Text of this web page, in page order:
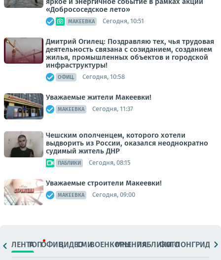
«Добрососедское лето»
МАКЕЕВКА Сегодня, 10:51
Дмитрий Огилец: Поздравляю тех, чья трудовая
деятельность связана с созиданием, созданием
жилья, промышленных объектов и городской
инфраструктуры!
ОФИЦ. Сегодня, 10:58
Уважаемые жители Макеевки!
МАКЕЕВКА Сегодня, 11:37
Чешским ополченцем, которого хотели
выдворить из России, оказался неоднократно
судимый житель ДНР
ПАБЛИКИ Сегодня, 08:15
Уважаемые строители Макеевки!
МАКЕЕВКА Сегодня, 09:00
ЛЕНТАТОПОФИЦ.ВИДЕОСМИВОЕНКОРЫМНЕНИЯПАБЛИКИ
ФОТОЛОНГРИДЫ